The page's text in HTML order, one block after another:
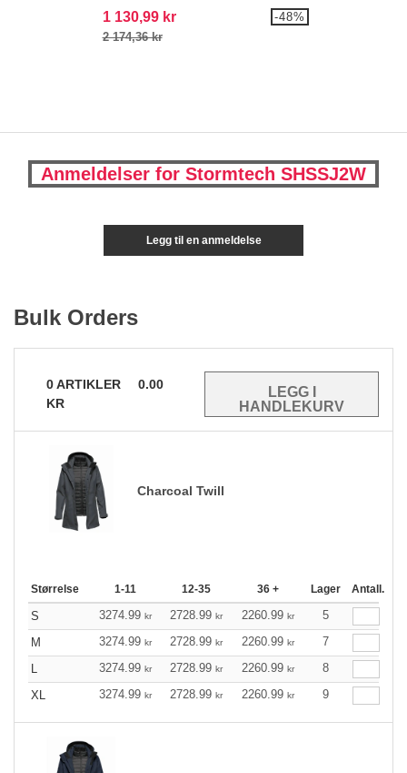
1 130,99 kr
2 174,36 kr
-48%
Anmeldelser for Stormtech SHSSJ2W
Legg til en anmeldelse
Bulk Orders
0ARTIKLER
0.00
KR
Charcoal Twill
Størrelse 1-11 12-35 36 + Lager Antall.
S 3274.99 kr 2728.99 kr 2260.99 kr
5
M
3274.99 kr 2728.99 kr 2260.99 kr
7
L
3274.99 kr 2728.99 kr 2260.99 kr
8
XL
3274.99 kr 2728.99 kr 2260.99 kr 9